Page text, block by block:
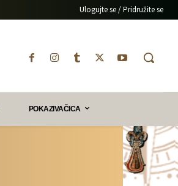
Ulogujte se / Pridružite se
POKAZIVAČICA